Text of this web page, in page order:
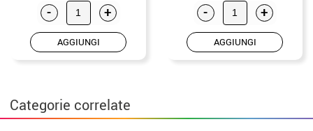
- +
AGGIUNGI
- +
AGGIUNGI
Categorie correlate